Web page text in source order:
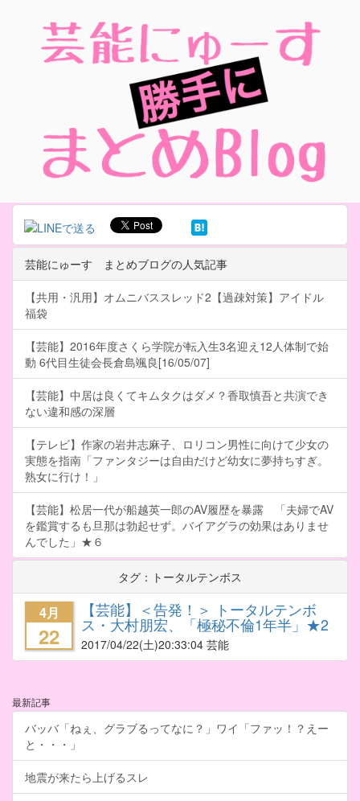
芸能にゅーす まとめブログの人気記事
【共用・汎用】オムニバススレッド2【過疎対策】アイドル
福袋
【芸能】2016年度さくら学院が転入生3名迎え12人体制で始
動 6代目生徒会長倉島颯良[16/05/07]
【芸能】中居は良くてキムタクはダメ？香取慎吾と共演でき
ない違和感の深層
【テレビ】作家の岩井志麻子、ロリコン男性に向けて少女の
実態を指南「ファンタジーは自由だけど幼女に夢持ちすぎ。
熟女に行け！」
【芸能】松居一代が船越英一郎のAV履歴を暴露 「夫婦でAV
を鑑賞するも旦那は勃起せず。バイアグラの効果はありませ
んでした」★６
タグ：トータルテンボス
4月
22
【芸能】＜告発！＞ トータルテンボ
ス・大村朋宏、「極秘不倫1年半」★2
2017/04/22(土)20:33:04 芸能
最新記事
バッバ「ねぇ、グラブるってなに？」ワイ「ファッ！？えー
と・・・」
地震が来たら上げるスレ